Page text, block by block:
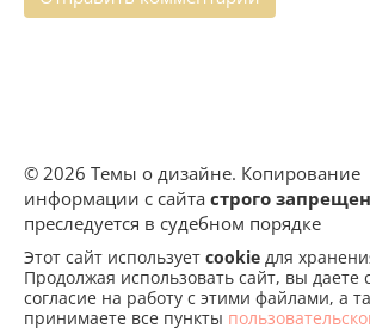
© 2026 Темы о дизайне. Копирование
информации с сайта строго
преследуется в судебном порядке
Этот сайт использует cookie для
Продолжая использовать сайт, вы даете
согласие на работу с этими файлами, а
принимаете все пункты